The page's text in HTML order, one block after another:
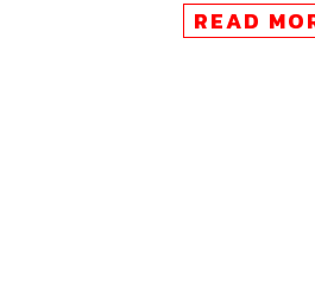
ป้องกันผิว ลดการสูญเสียน้ำออกจาก
Water Loss: TEWL) ในช่วงเวลาก
READ